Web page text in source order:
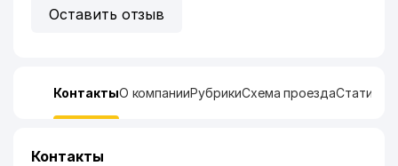
Оставить отзыв
КонтактыО компанииРубрикиСхема проезда
Контакты